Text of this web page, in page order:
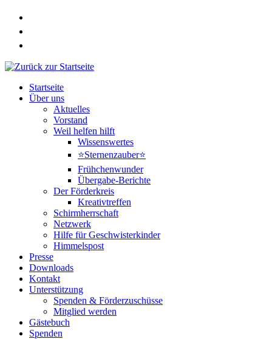
Zum
springen
Startseite
Über uns
Aktuelles
Vorstand
Weil helfen hilft
Wissenswertes
⭐Sternenzauber⭐
Frühchenwunder
Übergabe-Berichte
Der Förderkreis
Kreativtreffen
Schirmherrschaft
Netzwerk
Hilfe für Geschwisterkinder
Himmelspost
Presse
Downloads
Kontakt
Unterstützung
Spenden & Förderzuschüsse
Mitglied werden
Gästebuch
Spenden